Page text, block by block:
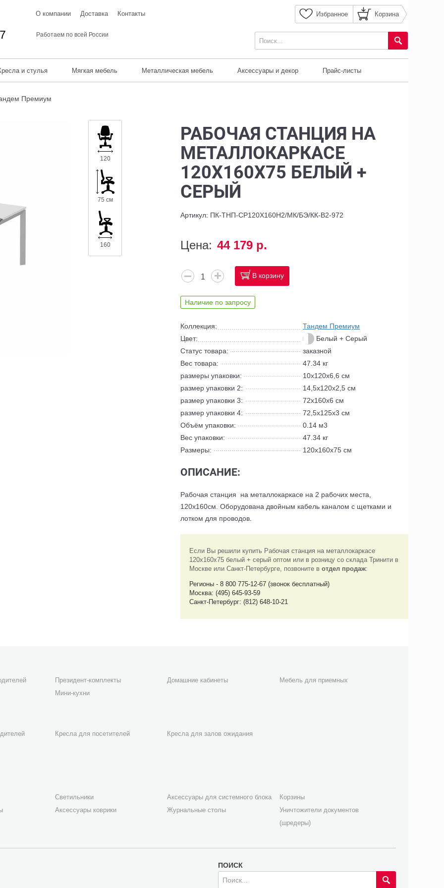
О компании Доставка Контакты Избранное Корзина
Работаем по всей России
и стулья Мягкая мебель Металлическая мебель Аксессуары и декор Прайс-листы
Премиум
РАБОЧАЯ СТАНЦИЯ НА
МЕТАЛЛОКАРКАСЕ
120X160X75 БЕЛЫЙ +
СЕРЫЙ
Артикул: ПК-ТНП-СР120Х160Н2/МК/БЭ/КК-В2-972
120
75 см
160 Цена: 44 179 р.
В корзину
Наличие по запросу
Коллекция:
Тандем Премиум
Цвет:
Белый + Серый
Статус товара:
заказной
Вес товара:
47.34 кг
размеры упаковки:
10x120x6,6 см
размер упаковки 2:
14,5х120х2,5 см
размер упаковки 3:
72х160х6 см
размер упаковки 4:
72,5х125х3 см
Объём упаковки:
0.14 м3
Вес упаковки:
47.34 кг
Размеры:
120x160x75 см
ОПИСАНИЕ:
Рабочая станция на металлокаркасе на 2 рабочих места,
120х160см. Оборудована двойным кабель каналом с щетками и
лотком для проводов.
Если Вы решили купить Рабочая станция на металлокаркасе
120x160x75 белый + серый оптом или в розницу со склада Тринити в
Москве или Санкт-Петербурге, позвоните в отдел продаж:
Регионы - 8 800 775-12-67 (звонок бесплатный)
Москва: (495) 645-93-59
Санкт-Петербург: (812) 648-10-21
Президент-комплекты Домашние кабинеты
Мебель для приемных
Мини-кухни
Кресла для посетителей Кресла для залов ожидания
Светильники Аксессуары для системного блока
Корзины
Аксессуары коврики Журнальные столы
Уничтожители документов
(шредеры)
ПОИСК